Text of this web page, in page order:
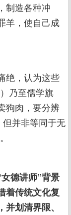
制造各种冲
羊，使自己成
绝，认为这些
乃至儒学旗
狗肉，要分辨
但并非等同于无
德讲师”背景
着传统文化复
划清界限、